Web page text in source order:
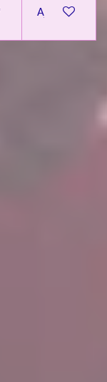
panierAjouter au